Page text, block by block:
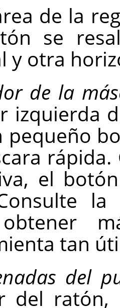
de la
se
y otra
de la
izquierda
pequeño
el
tan
del
del